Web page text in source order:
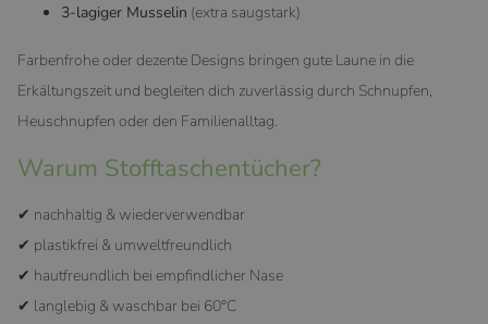
3-lagiger Musselin (extra saugstark)
Farbenfrohe oder dezente Designs bringen gute Laune in die
Erkältungszeit und begleiten dich zuverlässig durch Schnupfen,
Heuschnupfen oder den Familienalltag.
Warum Stofftaschentücher?
✔ nachhaltig & wiederverwendbar
✔ plastikfrei & umweltfreundlich
✔ hautfreundlich bei empfindlicher Nase
✔ langlebig & waschbar bei 60°C